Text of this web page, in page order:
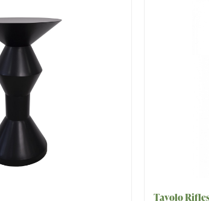
Tavolo